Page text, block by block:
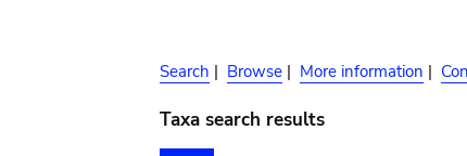
Search | Browse | More information |
Taxa search results